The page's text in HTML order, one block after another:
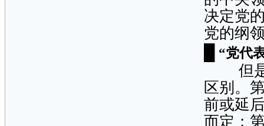
决定党
党的纲
“党代
但是
区别。
前或延
而定；